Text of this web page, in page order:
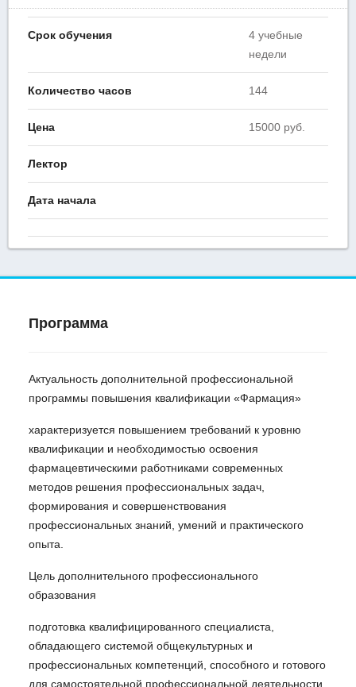
Срок обучения
4 учебные
недели
Количество часов 144
Цена 15000 руб.
Лектор
Дата начала
Программа
Актуальность дополнительной профессиональной
программы повышения квалификации «Фармация»
характеризуется повышением требований к уровню
квалификации и необходимостью освоения
фармацевтическими работниками современных
методов решения профессиональных задач,
формирования и совершенствования
профессиональных знаний, умений и практического
опыта.
Цель дополнительного профессионального
образования
подготовка квалифицированного специалиста,
обладающего системой общекультурных и
профессиональных компетенций, способного и готового
для самостоятельной профессиональной деятельности.